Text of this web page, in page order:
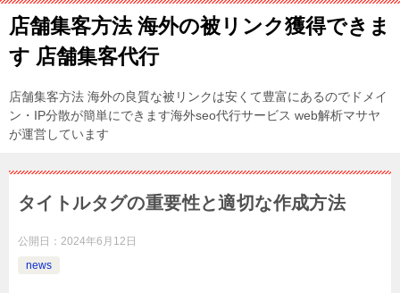
店舗集客方法 海外の被リンク獲得できま
す 店舗集客代行
店舗集客方法 海外の良質な被リンクは安くて豊富にあるのでドメイ
ン・IP分散が簡単にできます海外seo代行サービス web解析マサヤ
が運営しています
タイトルタグの重要性と適切な作成方法
公開日： 2024年6月12日
news